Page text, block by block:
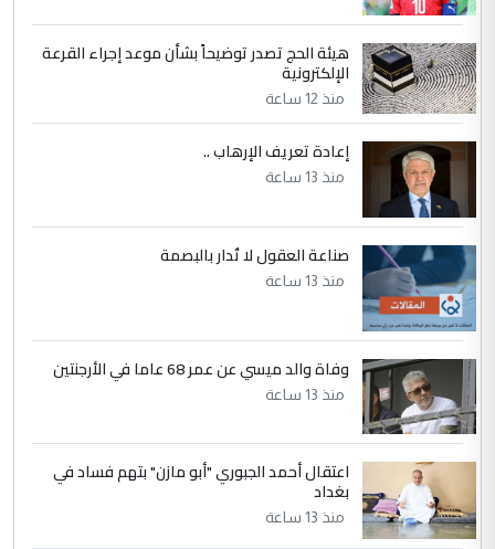
نتشرف بلقاء السيد احمد الصافي في العتبات
الموضوع :
مكتب السيد احمد الصافي : لا يوجود
لدينا اي حساب على الفيس بوك وتويتر
هيئة الحج تصدر توضيحاً بشأن موعد إجراء القرعة
الإلكترونية
منذ 12 ساعة
إعادة تعريف الإرهاب ..
منذ 13 ساعة
صناعة العقول لا تُدار بالبصمة
منذ 13 ساعة
وفاة والد ميسي عن عمر 68 عاما في الأرجنتين
منذ 13 ساعة
اعتقال أحمد الجبوري "أبو مازن" بتهم فساد في
بغداد
منذ 13 ساعة